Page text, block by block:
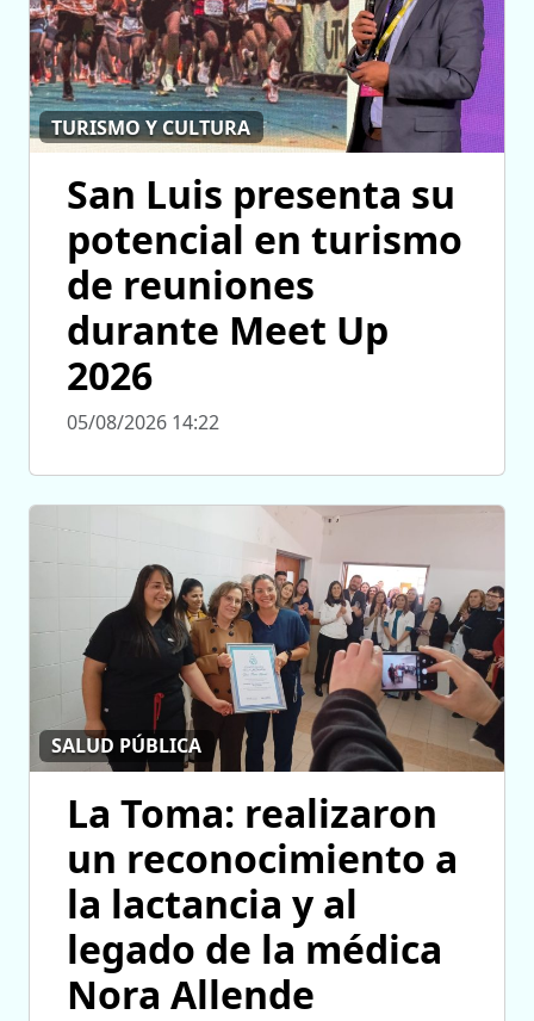
TURISMO Y CULTURA
San Luis presenta su
potencial en turismo
de reuniones
durante Meet Up
2026
05/08/2026 14:22
SALUD PÚBLICA
La Toma: realizaron
un reconocimiento a
la lactancia y al
legado de la médica
Nora Allende